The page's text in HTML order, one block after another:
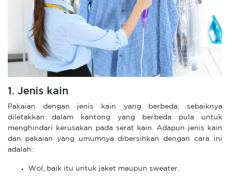
1. Jenis kain
Pakaian dengan jenis kain yang berbeda, sebaiknya
diletakkan dalam kantong yang berbeda pula untuk
menghindari kerusakan pada serat kain. Adapun jenis kain
dan pakaian yang umumnya dibersihkan dengan cara ini
adalah:
Wol, baik itu untuk jaket maupun sweater.